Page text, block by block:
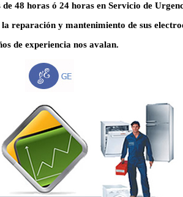
48 horas ó 24 horas en Servicio de
la reparación y mantenimiento de sus
de experiencia nos avalan.